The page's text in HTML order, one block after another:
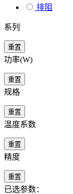
排阻
系列
重置
功率(W)
重置
规格
重置
温度系数
重置
精度
重置
已选参数：